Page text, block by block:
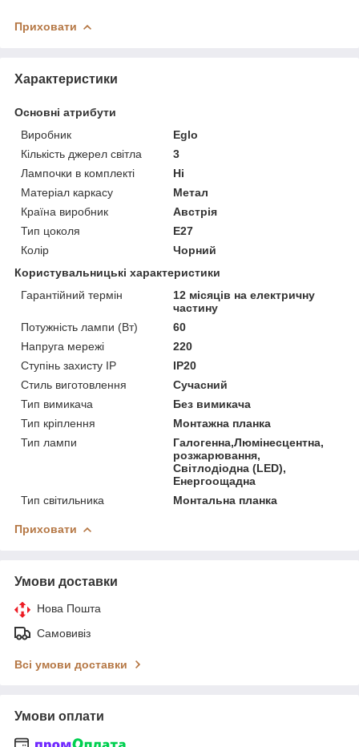
Приховати
Характеристики
Основні атрибути
Виробник
Eglo
Кількість джерел світла
3
Лампочки в комплекті
Ні
Матеріал каркасу
Метал
Країна виробник
Австрія
Тип цоколя
E27
Колір
Чорний
Користувальницькі характеристики
Гарантійний термін
12 місяців на електричну
частину
Потужність лампи (Вт)
60
Напруга мережі
220
Ступінь захисту IP
IP20
Стиль виготовлення
Сучасний
Тип вимикача
Без вимикача
Тип кріплення
Монтажна планка
Тип лампи
Галогенна,Люмінесцентна,
розжарювання,
Світлодіодна (LED),
Енергоощадна
Тип світильника
Монтальна планка
Приховати
Умови доставки
Нова Пошта
Самовивіз
Всі умови доставки
Умови оплати